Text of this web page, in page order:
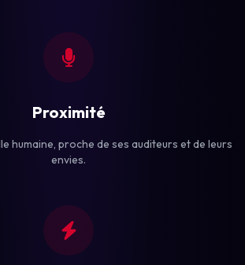
Proximité
humaine, proche de ses auditeurs et de leurs
envies.